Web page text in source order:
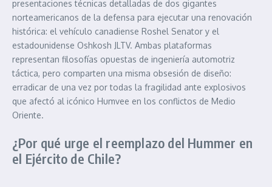
presentaciones técnicas detalladas de dos gigantes
norteamericanos de la defensa para ejecutar una renovación
histórica: el vehículo canadiense Roshel Senator y el
estadounidense Oshkosh JLTV. Ambas plataformas
representan filosofías opuestas de ingeniería automotriz
táctica, pero comparten una misma obsesión de diseño:
erradicar de una vez por todas la fragilidad ante explosivos
que afectó al icónico Humvee en los conflictos de Medio
Oriente.
¿Por qué urge el reemplazo del Hummer en
el Ejército de Chile?